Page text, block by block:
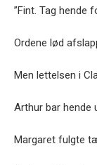
”Fint. Tag hende
Ordene lød
Men lettelsen i
Arthur bar hende
Margaret fulgte